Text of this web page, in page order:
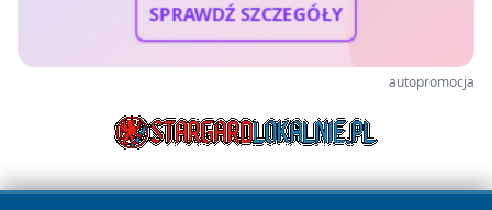
SPRAWDŹ SZCZEGÓŁY
autopromocja